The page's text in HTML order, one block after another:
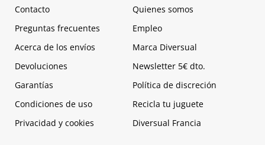
Contacto
Preguntas frecuentes
Acerca de los envíos
Devoluciones
Garantías
Condiciones de uso
Privacidad y cookies
Quienes somos
Empleo
Marca Diversual
Newsletter 5€ dto.
Política de discreción
Recicla tu juguete
Diversual Francia